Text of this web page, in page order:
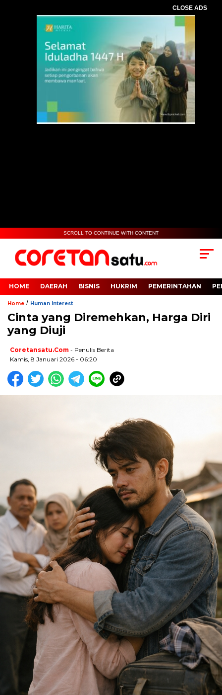
CLOSE ADS
SCROLL TO CONTINUE WITH CONTENT
HOME DAERAH BISNIS HUKRIM PEMERINTAHAN
Home / Human Interest
Cinta yang Diremehkan, Harga Diri
yang Diuji
Coretansatu.com - Penulis Berita
Kamis, 8 Januari 2026 - 06:20